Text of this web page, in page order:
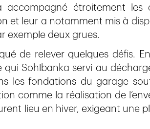
étroitement les
et leur a notamment mis à
exemple deux grues.
de relever quelques défis.
qui Sohlbanka servi au
les fondations du garage
comme la réalisation de
lieu en hiver, exigeant une